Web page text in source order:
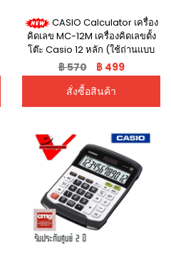
CASIO Calculator เครื่อง
คิดเลข MC-12M เครื่องคิดเลขตั้ง
โต๊ะ Casio 12 หลัก (ใช้ถ่านแบบ
2a) ประกันศูนย์เซ็นทรัล 2ปี รุ่น
MC-12M ตัวเลขใหญ่ เปลี่ยนถ่าน
ได้เอง
฿ 570
฿ 499
สั่งซื้อสินค้า